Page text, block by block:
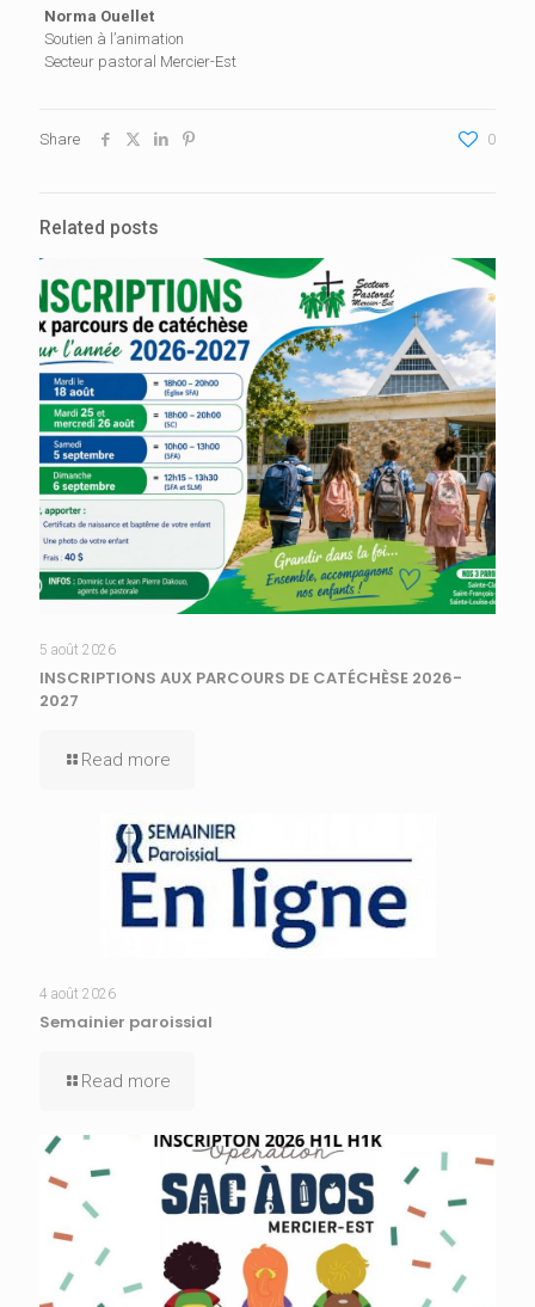
Norma Ouellet
Soutien à l’animation
Secteur pastoral Mercier-Est
Share 0
Related posts
5 août 2026
INSCRIPTIONS AUX PARCOURS DE CATÉCHÈSE 2026-
2027
Read more
4 août 2026
Semainier paroissial
Read more